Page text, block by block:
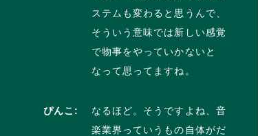
ステムも変わると思うんで、
そういう意味では新しい感覚
で物事をやっていかないと
なって思ってますね。
ぴんこ:
なるほど。そうですよね、音
楽業界っていうもの自体がだ